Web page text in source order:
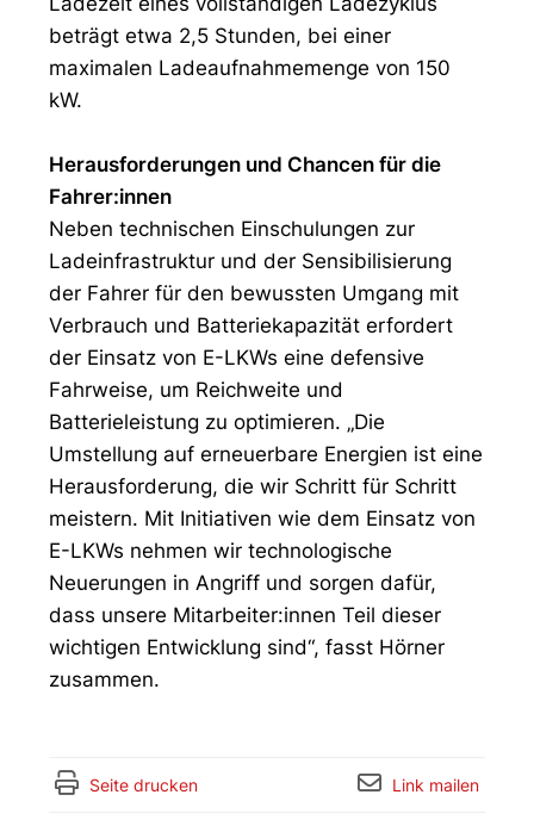
beträgt etwa 2,5 Stunden, bei einer
maximalen Ladeaufnahmemenge von 150
kW.
Herausforderungen und Chancen für die
Fahrer:innen
Neben technischen Einschulungen zur
Ladeinfrastruktur und der Sensibilisierung
der Fahrer für den bewussten Umgang mit
Verbrauch und Batteriekapazität erfordert
der Einsatz von E-LKWs eine defensive
Fahrweise, um Reichweite und
Batterieleistung zu optimieren. „Die
Umstellung auf erneuerbare Energien ist eine
Herausforderung, die wir Schritt für Schritt
meistern. Mit Initiativen wie dem Einsatz von
E-LKWs nehmen wir technologische
Neuerungen in Angriff und sorgen dafür,
dass unsere Mitarbeiter:innen Teil dieser
wichtigen Entwicklung sind“, fasst Hörner
zusammen.
Seite drucken Link mailen